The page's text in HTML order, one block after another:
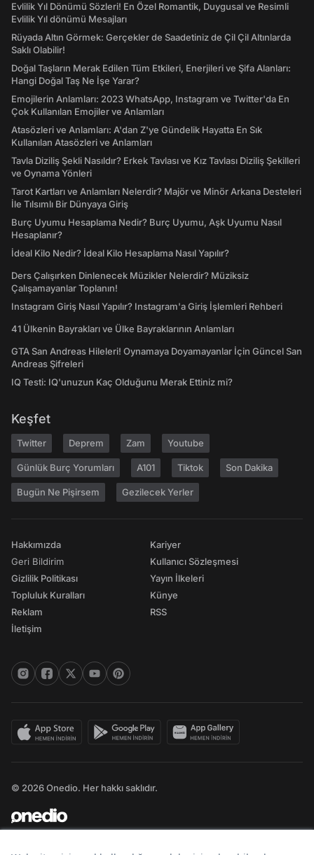
Evlilik Yıl Dönümü Sözleri! En Özel Romantik, Duygusal ve Resimli
Evlilik Yıl dönümü Mesajları
Rüyada Altın Görmek: Gerçekler de Saadetiniz de Çil Çil Altınlarda
Saklı Olabilir!
Doğal Taşların Merak Edilen Tüm Etkileri, Enerjileri ve Şifa Alanları:
Hangi Doğal Taş Ne İşe Yarar?
Emojilerin Anlamları: 2023 WhatsApp, Instagram ve Twitter'da En
Çok Kullanılan Emojiler ve Anlamları
Atasözleri ve Anlamları: A'dan Z'ye Gündelik Hayatta En Sık
Kullanılan Atasözleri ve Anlamları
Tavla Diziliş Şekli Nasıldır? Erkek Tavlası ve Kız Tavlası Diziliş Şekilleri
ve Oynama Yönleri
Tarot Kartları ve Anlamları Nelerdir? Majör ve Minör Arkana Desteleri
İle Tılsımlı Bir Dünyaya Giriş
Burç Uyumu Hesaplama Nedir? Burç Uyumu, Aşk Uyumu Nasıl
Hesaplanır?
İdeal Kilo Nedir? İdeal Kilo Hesaplama Nasıl Yapılır?
Ders Çalışırken Dinlenecek Müzikler Nelerdir? Müziksiz
Çalışamayanlar Toplanın!
Instagram Giriş Nasıl Yapılır? Instagram'a Giriş İşlemleri Rehberi
41 Ülkenin Bayrakları ve Ülke Bayraklarının Anlamları
GTA San Andreas Hileleri! Oynamaya Doyamayanlar İçin Güncel San
Andreas Şifreleri
IQ Testi: IQ'unuzun Kaç Olduğunu Merak Ettiniz mi?
Keşfet
Twitter Deprem Zam Youtube
Günlük Burç Yorumları A101 Tiktok Son Dakika
Bugün Ne Pişirsem Gezilecek Yerler
Hakkımızda
Geri Bildirim
Gizlilik Politikası
Topluluk Kuralları
Reklam
İletişim
Kariyer
Kullanıcı Sözleşmesi
Yayın İlkeleri
Künye
RSS
© 2026 Onedio. Her hakkı saklıdır.